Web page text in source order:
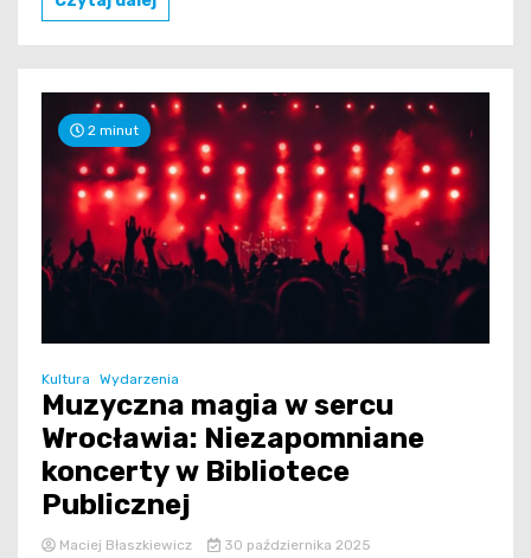
2 minut
Kultura Wydarzenia
Muzyczna magia w sercu
Wrocławia: Niezapomniane
koncerty w Bibliotece
Publicznej
Maciej Błaszkiewicz 30 października 2025